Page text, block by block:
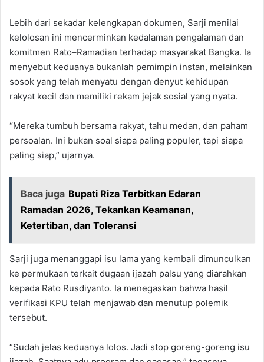
Lebih dari sekadar kelengkapan dokumen, Sarji menilai
kelolosan ini mencerminkan kedalaman pengalaman dan
komitmen Rato–Ramadian terhadap masyarakat Bangka. Ia
menyebut keduanya bukanlah pemimpin instan, melainkan
sosok yang telah menyatu dengan denyut kehidupan
rakyat kecil dan memiliki rekam jejak sosial yang nyata.
“Mereka tumbuh bersama rakyat, tahu medan, dan paham
persoalan. Ini bukan soal siapa paling populer, tapi siapa
paling siap,” ujarnya.
Baca juga Bupati Riza Terbitkan Edaran
Ramadan 2026, Tekankan Keamanan,
Ketertiban, dan Toleransi
Sarji juga menanggapi isu lama yang kembali dimunculkan
ke permukaan terkait dugaan ijazah palsu yang diarahkan
kepada Rato Rusdiyanto. Ia menegaskan bahwa hasil
verifikasi KPU telah menjawab dan menutup polemik
tersebut.
“Sudah jelas keduanya lolos. Jadi stop goreng-goreng isu